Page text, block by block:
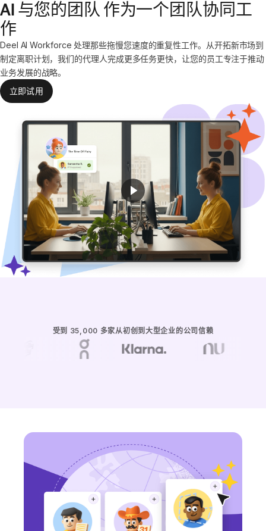
AI 与您的团队 作为一个团队协同工
作
Deel AI Workforce 处理那些拖慢您速度的重复性工作。从开拓新市场到
制定离职计划，我们的代理人完成更多任务更快，让您的员工专注于推动
业务发展的战略。
立即试用
受到 35,000 多家从初创到大型企业的公司信赖